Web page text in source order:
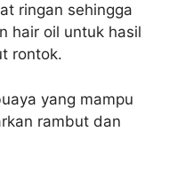
ringan sehingga
hair oil untuk hasil
rontok.
yang mampu
rambut dan